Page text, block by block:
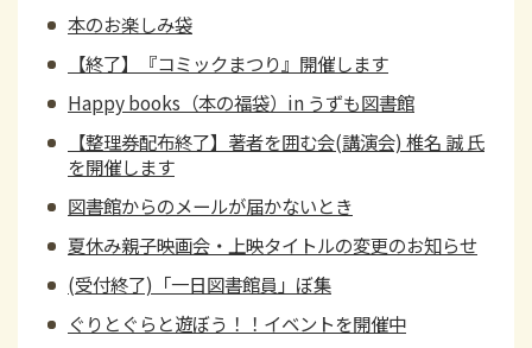
本のお楽しみ袋
【終了】『コミックまつり』開催します
Happy books（本の福袋）in うずも図書館
【整理券配布終了】著者を囲む会(講演会) 椎名 誠 氏
を開催します
図書館からのメールが届かないとき
夏休み親子映画会・上映タイトルの変更のお知らせ
(受付終了)「一日図書館員」ぼ集
ぐりとぐらと遊ぼう！！イベントを開催中